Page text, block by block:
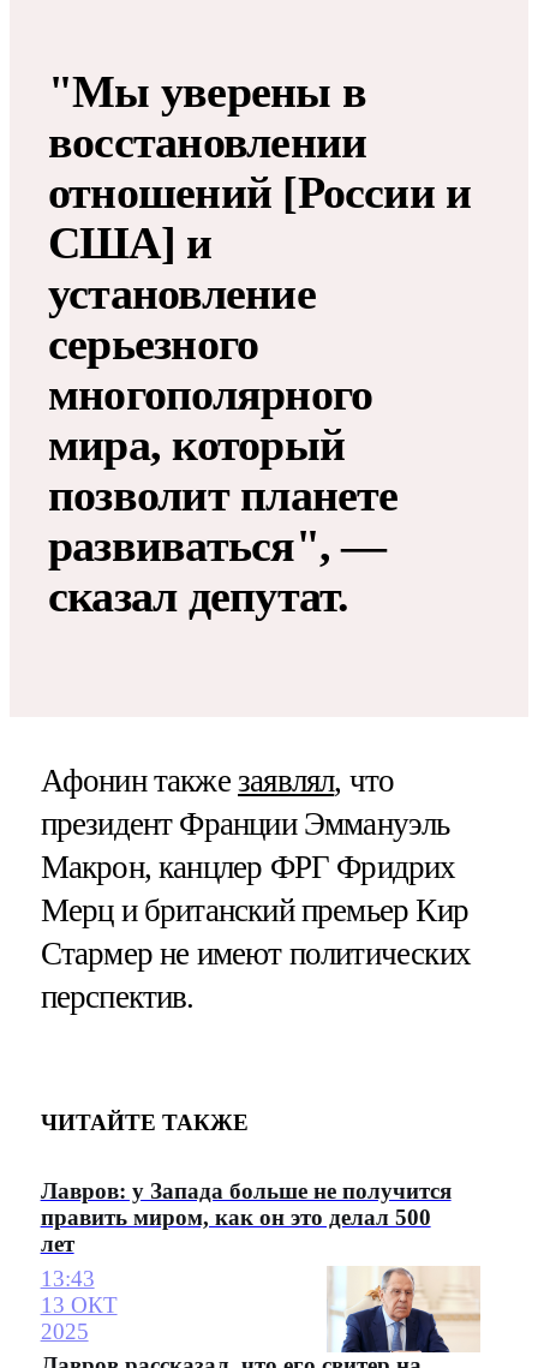
"Мы уверены в
восстановлении
отношений [России и
США] и
установление
серьезного
многополярного
мира, который
позволит планете
развиваться", —
сказал депутат.
Афонин также заявлял, что
президент Франции Эммануэль
Макрон, канцлер ФРГ Фридрих
Мерц и британский премьер Кир
Стармер не имеют политических
перспектив.
ЧИТАЙТЕ ТАКЖЕ
Лавров: у Запада больше не получится
править миром, как он это делал 500
лет
13:43
13 ОКТ
2025